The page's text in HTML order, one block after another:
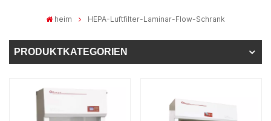
heim HEPA-Luftfilter-Laminar-Flow-Schrank
PRODUKTKATEGORIEN